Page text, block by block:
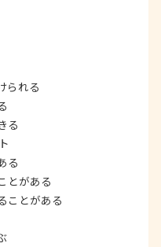
られる
る
る
とがある
ことがある